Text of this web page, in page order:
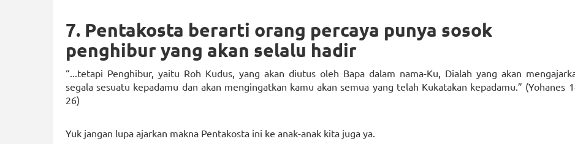
7. Pentakosta berarti orang percaya punya sosok
penghibur yang akan selalu hadir
“...tetapi Penghibur, yaitu Roh Kudus, yang akan diutus oleh Bapa dalam nama-Ku, Dialah yang akan
segala sesuatu kepadamu dan akan mengingatkan kamu akan semua yang telah Kukatakan kepadamu.” (Yohanes
26)
Yuk jangan lupa ajarkan makna Pentakosta ini ke anak-anak kita juga ya.